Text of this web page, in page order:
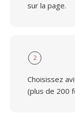
sur la page.
2
Choisissez
(plus de 200